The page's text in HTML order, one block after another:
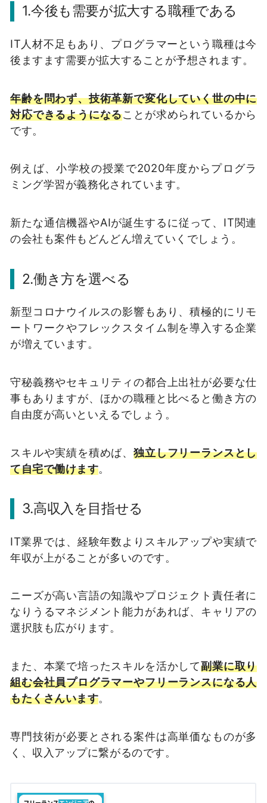
1.今後も需要が拡大する職種である
IT人材不足もあり、プログラマーという職種は今
後ますます需要が拡大することが予想されます。
年齢を問わず、技術革新で変化していく世の中に
対応できるようになることが求められているから
です。
例えば、小学校の授業で2020年度からプログラ
ミング学習が義務化されています。
新たな通信機器やAIが誕生するに従って、IT関連
の会社も案件もどんどん増えていくでしょう。
2.働き方を選べる
新型コロナウイルスの影響もあり、積極的にリモ
ートワークやフレックスタイム制を導入する企業
が増えています。
守秘義務やセキュリティの都合上出社が必要な仕
事もありますが、ほかの職種と比べると働き方の
自由度が高いといえるでしょう。
スキルや実績を積めば、独立しフリーランスとし
て自宅で働けます。
3.高収入を目指せる
IT業界では、経験年数よりスキルアップや実績で
年収が上がることが多いのです。
ニーズが高い言語の知識やプロジェクト責任者に
なりうるマネジメント能力があれば、キャリアの
選択肢も広がります。
また、本業で培ったスキルを活かして副業に取り
組む会社員プログラマーやフリーランスになる人
もたくさんいます。
専門技術が必要とされる案件は高単価なものが多
く、収入アップに繋がるのです。